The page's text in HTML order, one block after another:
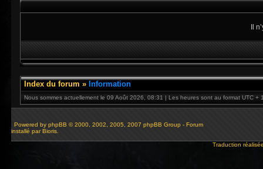
Il
Index du forum » Information
Nous sommes actuellement le 09 Août 2026, 08:31 | Les heures sont au format UTC +
Powered by phpBB © 2000, 2002, 2005, 2007 phpBB Group - Forum
installé par Bioris.
Traduction